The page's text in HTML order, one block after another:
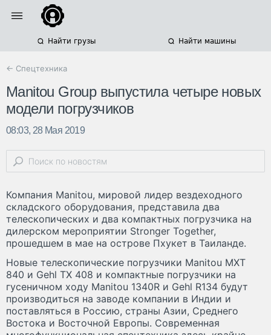
Найти грузы Найти машины
← Спецтехника
Manitou Group выпустила четыре новых
модели погрузчиков
08:03, 28 Мая 2019
Компания Manitou, мировой лидер вездеходного
складского оборудования, представила два
телескопических и два компактных погрузчика на
дилерском мероприятии Stronger Together,
прошедшем в мае на острове Пхукет в Таиланде.
Новые телескопические погрузчики Manitou MXT
840 и Gehl TX 408 и компактные погрузчики на
гусеничном ходу Manitou 1340R и Gehl R134 будут
производиться на заводе компании в Индии и
поставляться в Россию, страны Азии, Среднего
Востока и Восточной Европы. Современная